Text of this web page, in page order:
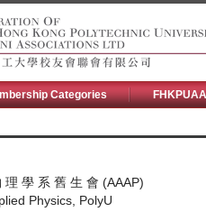
Categories
學 系 舊 生 會 (AAAP)
Physics, PolyU